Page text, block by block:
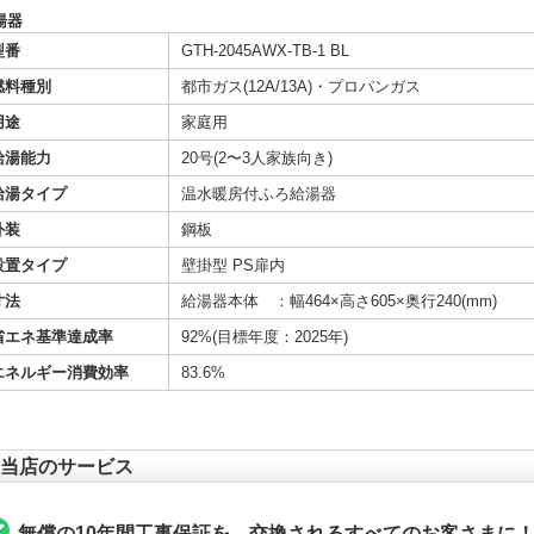
器
番
GTH-2045AWX-TB-1 BL
料種別
都市ガス(12A/13A)・プロパンガス
途
家庭用
湯能力
20号(2〜3人家族向き)
湯タイプ
温水暖房付ふろ給湯器
装
鋼板
置タイプ
壁掛型 PS扉内
法
給湯器本体 ：幅464×高さ605×奥行240(mm)
エネ基準達成率
92%(目標年度：2025年)
ネルギー消費効率
83.6%
当店のサービス